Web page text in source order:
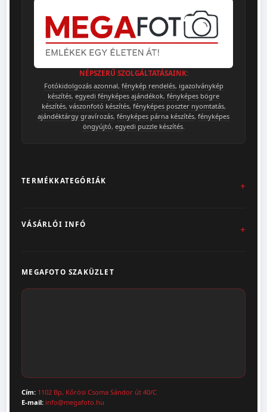
NÉPSZERŰ SZOLGÁLTATÁSAINK:
Fotókidolgozás azonnal, fénykép rendelés, igazolványkép
készítés, egyedi fényképes ajándékok, fényképes bögre
készítés, vászonfotó készítés, fényképes poszter nyomtatás,
ajándéktárgy gravírozás, fényképes párna készítés, fényképes
öngyújtó, egyedi puzzle készítés.
TERMÉKKATEGÓRIÁK
Fotókidolgozás
Poszter & Falikép
VÁSÁRLÓI INFÓ
Szállítás & Fizetés
MEGAFOTO SZAKÜZLET
Cím: 1102 Bp, Kőrösi Csoma Sándor út 40/C
E-mail: info@megafoto.hu